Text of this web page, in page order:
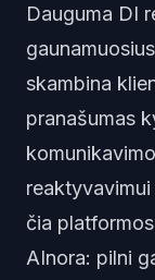
Dauguma DI
skambina
pranašumas
čia
AInora: pilni